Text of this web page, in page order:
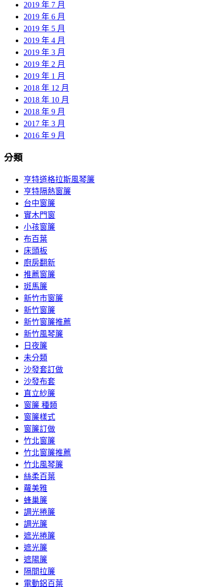
2019 年 7 月
2019 年 6 月
2019 年 5 月
2019 年 4 月
2019 年 3 月
2019 年 2 月
2019 年 1 月
2018 年 12 月
2018 年 10 月
2018 年 9 月
2017 年 3 月
2016 年 9 月
分類
亨特道格拉斯風琴簾
亨特隔熱窗簾
台中窗簾
實木門窗
小孩窗簾
布百葉
床頭板
廚房翻新
推薦窗簾
斑馬簾
新竹市窗簾
新竹窗簾
新竹窗簾推薦
新竹風琴簾
日夜簾
未分類
沙發套訂做
沙發布套
直立紗簾
窗簾 種類
窗簾樣式
窗簾訂做
竹北窗簾
竹北窗簾推薦
竹北風琴簾
絲柔百葉
蘿美雅
蜂巢簾
調光捲簾
調光簾
遮光捲簾
遮光簾
遮陽簾
隔間拉簾
電動鋁百葉